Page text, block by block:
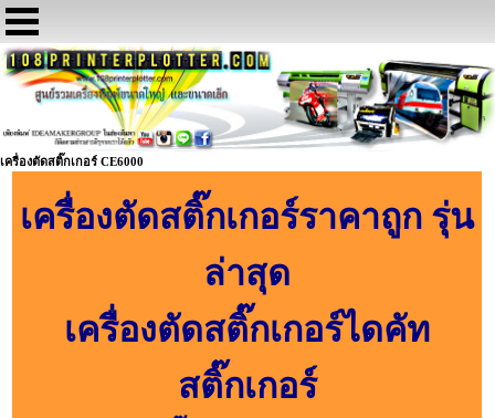
เครื่องตัดสติ๊กเกอร์ CE6000
เครื่องตัดสติ๊กเกอร์ราคาถูก รุ่น
ล่าสุด
เครื่องตัดสติ๊กเกอร์ไดคัท
สติ๊กเกอร์